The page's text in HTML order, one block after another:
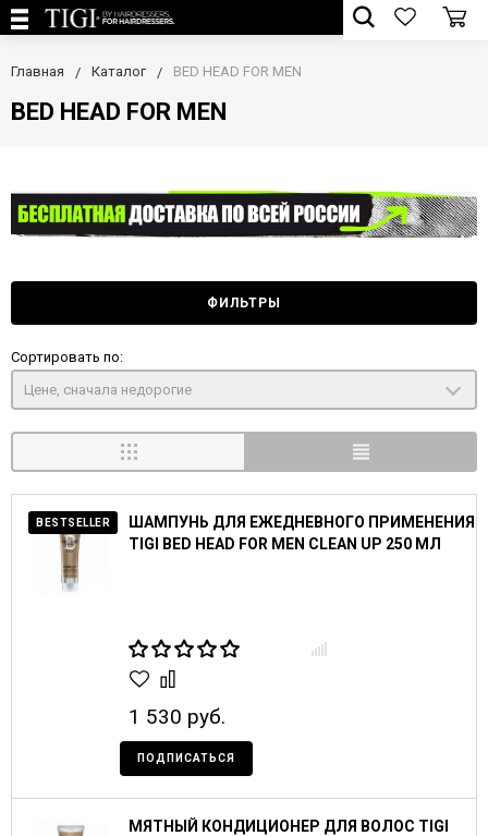
Главная Каталог BED HEAD FOR MEN
BED HEAD FOR MEN
ФИЛЬТРЫ
Сортировать по:
Цене, сначала недорогие
BESTSELLER
ШАМПУНЬ ДЛЯ ЕЖЕДНЕВНОГО ПРИМЕНЕНИЯ
TIGI BED HEAD FOR MEN CLEAN UP 250 МЛ
1 530 руб.
ПОДПИСАТЬСЯ
МЯТНЫЙ КОНДИЦИОНЕР ДЛЯ ВОЛОС TIGI